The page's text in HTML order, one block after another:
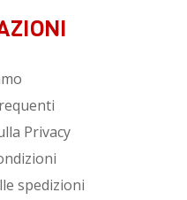
Privacy
spedizioni